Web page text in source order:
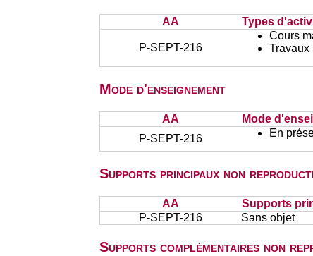
AA Types
P-SEPT-216
Cours
Travaux
Mode d'enseignement
AA
Mode
P-SEPT-216
En
Supports principaux non
AA
Supports
P-SEPT-216
Sans objet
Supports complémentaires non